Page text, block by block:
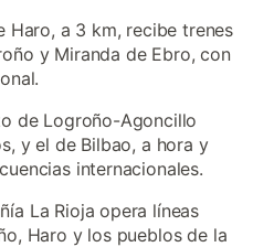
Haro, a 3 km, recibe trenes
y Miranda de Ebro, con
de Logroño-Agoncillo
y el de Bilbao, a hora y
internacionales.
La Rioja opera líneas
Haro y los pueblos de la